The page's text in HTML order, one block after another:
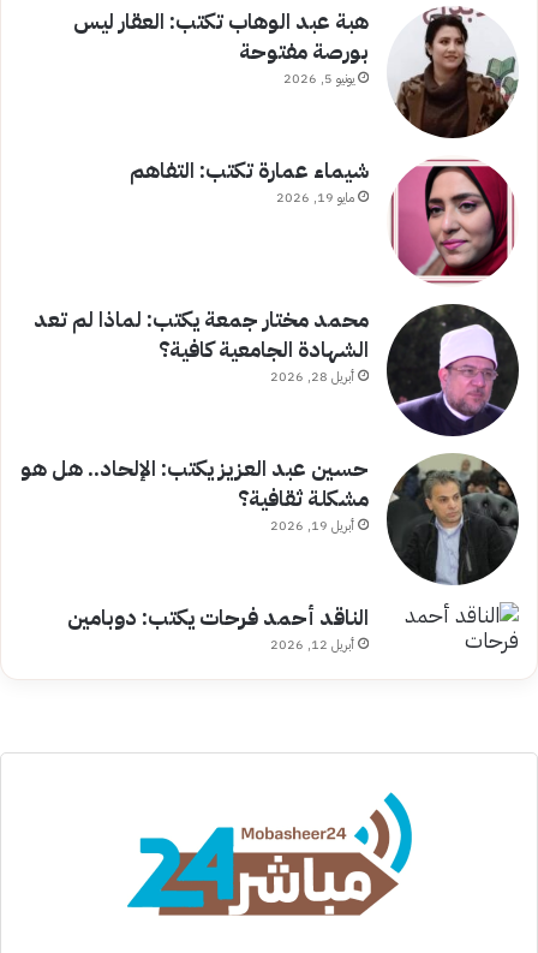
هبة عبد الوهاب تكتب: العقار ليس
بورصة مفتوحة
يونيو 5, 2026
شيماء عمارة تكتب: التفاهم
مايو 19, 2026
محمد مختار جمعة يكتب: لماذا لم تعد
الشهادة الجامعية كافية؟
أبريل 28, 2026
حسين عبد العزيز يكتب: الإلحاد.. هل هو
مشكلة ثقافية؟
أبريل 19, 2026
الناقد أحمد فرحات يكتب: دوبامين
أبريل 12, 2026